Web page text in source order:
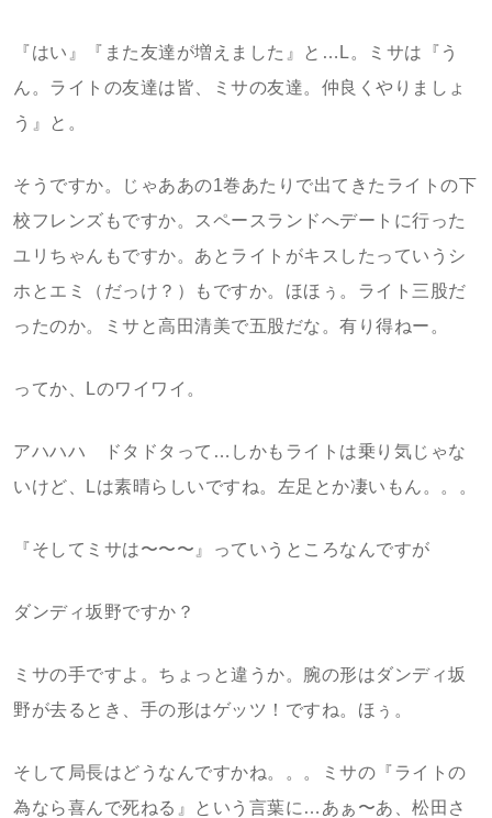
『はい』『また友達が増えました』と…L。ミサは『う
ん。ライトの友達は皆、ミサの友達。仲良くやりましょ
う』と。
そうですか。じゃああの1巻あたりで出てきたライトの下
校フレンズもですか。スペースランドへデートに行った
ユリちゃんもですか。あとライトがキスしたっていうシ
ホとエミ（だっけ？）もですか。ほほぅ。ライト三股だ
ったのか。ミサと高田清美で五股だな。有り得ねー。
ってか、Lのワイワイ。
アハハハ ドタドタって…しかもライトは乗り気じゃな
いけど、Lは素晴らしいですね。左足とか凄いもん。。。
『そしてミサは〜〜〜』っていうところなんですが
ダンディ坂野ですか？
ミサの手ですよ。ちょっと違うか。腕の形はダンディ坂
野が去るとき、手の形はゲッツ！ですね。ほぅ。
そして局長はどうなんですかね。。。ミサの『ライトの
為なら喜んで死ねる』という言葉に…あぁ〜あ、松田さ